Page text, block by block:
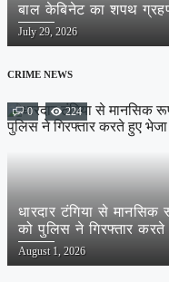
बाल केबिनेट का शपथ
Posted
on
July 29, 2026
CRIME NEWS
0 224
धारदार टंगिया से
को पुलिस ने गिरफ्तार
Posted
on
August 1, 2026